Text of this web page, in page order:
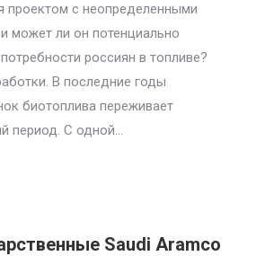
проектом с неопределенными
может ли он потенциально
россиян в топливе?
В последние годы
биотоплива переживает
период. С одной…
Saudi Aramco